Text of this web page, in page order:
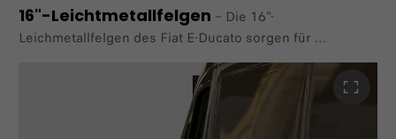
16"-Leichtmetallfelgen – Die 16"-
Leichmetallfelgen des Fiat E-Ducato sorgen für
Verfügbar im Paket "Style 2 Maxi / AT".